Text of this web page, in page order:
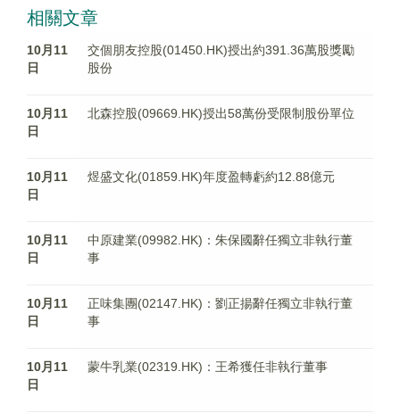
相關文章
10月11
日
交個朋友控股(01450.HK)授出約391.36萬股獎勵
股份
10月11
日
北森控股(09669.HK)授出58萬份受限制股份單位
10月11
日
煜盛文化(01859.HK)年度盈轉虧約12.88億元
10月11
日
中原建業(09982.HK)：朱保國辭任獨立非執行董
事
10月11
日
正味集團(02147.HK)：劉正揚辭任獨立非執行董
事
10月11
日
蒙牛乳業(02319.HK)：王希獲任非執行董事